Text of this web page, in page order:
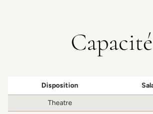
Capacité
Disposition
Theatre